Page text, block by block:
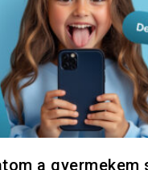
a gyermekem